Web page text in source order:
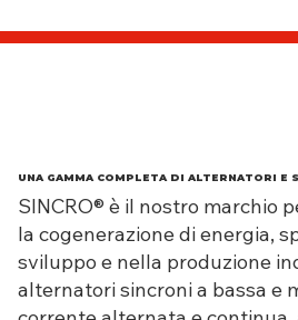
UNA GAMMA COMPLETA DI ALTERNATORI E
SINCRO® è il nostro marchio
la cogenerazione di energia,
sviluppo e nella produzione
alternatori sincroni a bassa e